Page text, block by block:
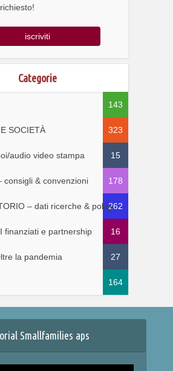
Categorie
143
SOCIETÀ 323
audio video stampa 15
consigli & convenzioni 178
– dati ricerche & policy262
finanziati e partnership 16
la pandemia 27
164
Smallfamilies aps